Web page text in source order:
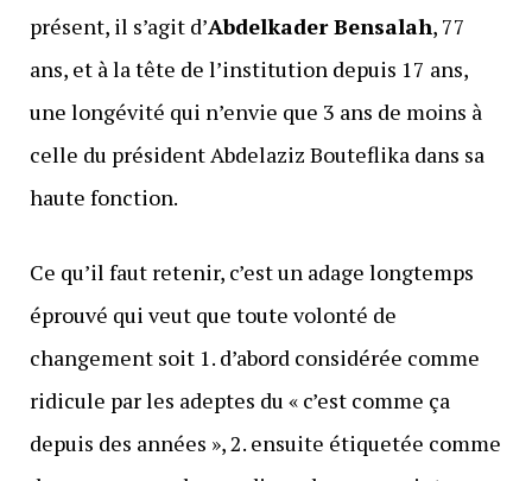
présent, il s’agit d’Abdelkader Bensalah, 77
ans, et à la tête de l’institution depuis 17 ans,
une longévité qui n’envie que 3 ans de moins à
celle du président Abdelaziz Bouteflika dans sa
haute fonction.
Ce qu’il faut retenir, c’est un adage longtemps
éprouvé qui veut que toute volonté de
changement soit 1. d’abord considérée comme
ridicule par les adeptes du « c’est comme ça
depuis des années », 2. ensuite étiquetée comme